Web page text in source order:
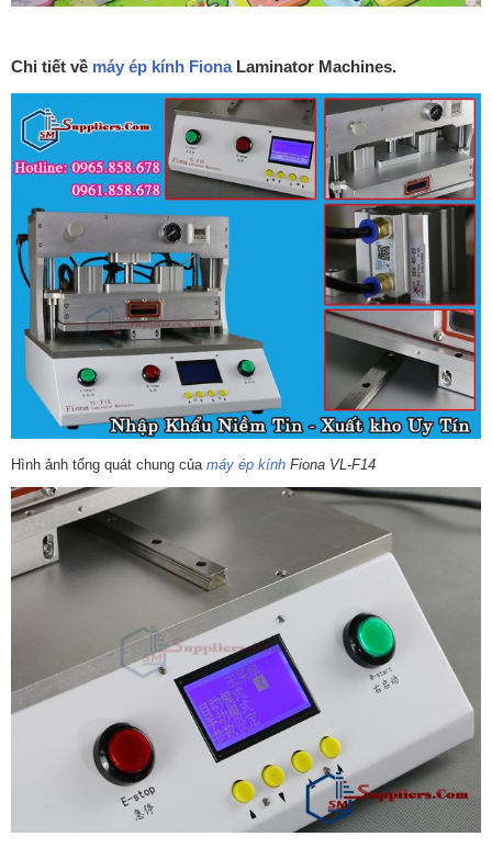
Chi tiết về máy ép kính FionaLaminator Machines.
Hình ảnh tổng quát chung của máy ép kính Fiona VL-F14